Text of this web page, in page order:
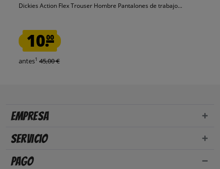
Dickies Action Flex Trouser Hombre Pantalones de trabajo...
10.00
antes1 45,00 €
Empresa
Servicio
Pago